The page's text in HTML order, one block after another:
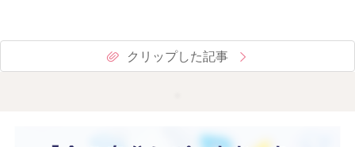
クリップした記事